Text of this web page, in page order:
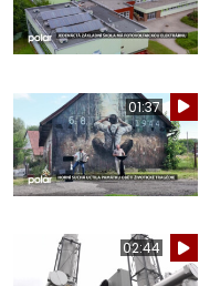
01:37
02:44